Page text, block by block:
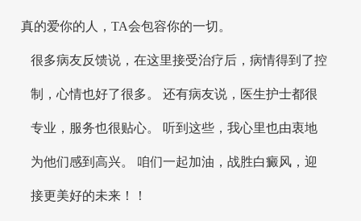
真的爱你的人，TA会包容你的一切。
很多病友反馈说，在这里接受治疗后，病情得到了控
制，心情也好了很多。 还有病友说，医生护士都很
专业，服务也很贴心。 听到这些，我心里也由衷地
为他们感到高兴。 咱们一起加油，战胜白癜风，迎
接更美好的未来！！